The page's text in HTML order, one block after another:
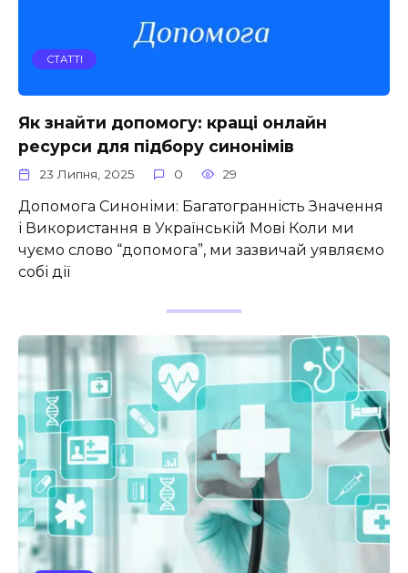
СТАТТІ
Як знайти допомогу: кращі онлайн
ресурси для підбору синонімів
23 Липня, 2025 0 29
Допомога Синоніми: Багатогранність Значення
і Використання в Українській Мові Коли ми
чуємо слово “допомога”, ми зазвичай уявляємо
собі дії